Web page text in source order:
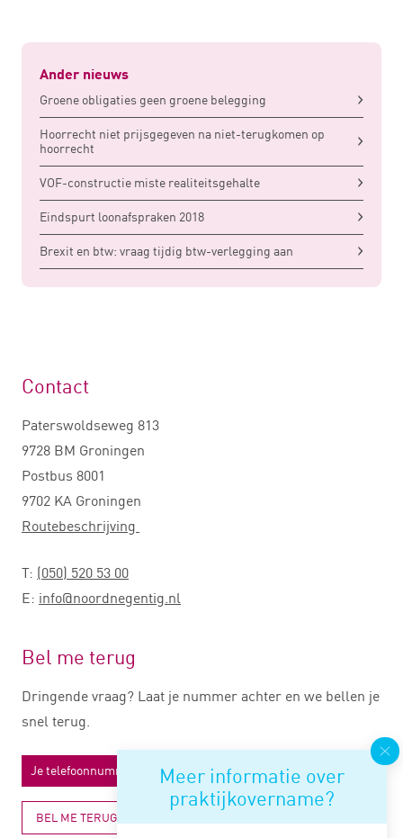
Ander nieuws
Groene obligaties geen groene belegging
Hoorrecht niet prijsgegeven na niet-terugkomen op
hoorrecht
VOF-constructie miste realiteitsgehalte
Eindspurt loonafspraken 2018
Brexit en btw: vraag tijdig btw-verlegging aan
Meer informatie over
praktijkovername?
Contact
Paterswoldseweg 813
9728 BM Groningen
Postbus 8001
9702 KA Groningen
Routebeschrijving
T: (050) 520 53 00
E: info@noordnegentig.nl
Bel me terug
Dringende vraag? Laat je nummer achter en we bellen je
snel terug.
BEL ME TERUG